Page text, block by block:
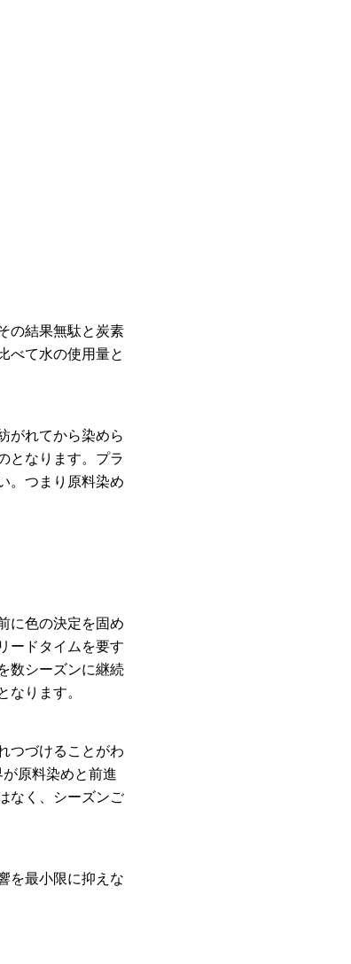
の結果無駄と炭素
べて水の使用量と
がれてから染めら
となります。プラ
。つまり原料染め
に色の決定を固め
ードタイムを要す
数シーズンに継続
ります。
つづけることがわ
原料染めと前進
なく、シーズンご
を最小限に抑えな